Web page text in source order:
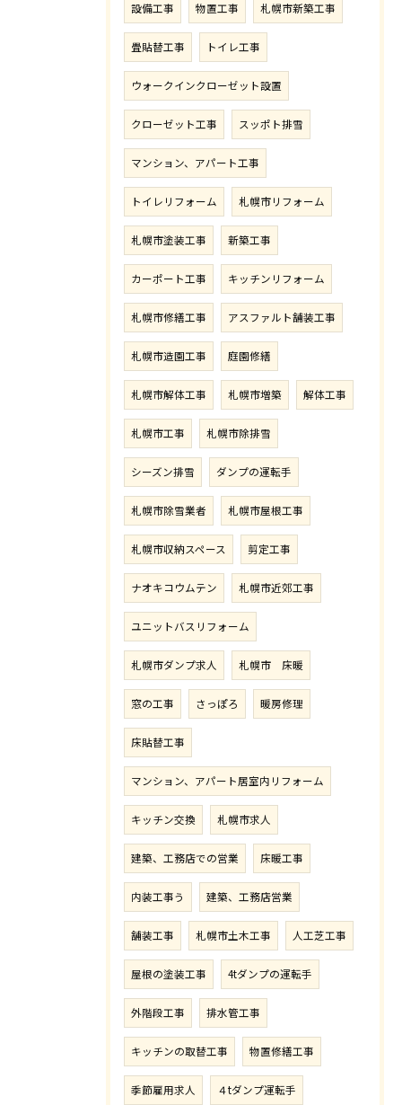
設備工事 物置工事 札幌市新築工事
畳貼替工事 トイレ工事
ウォークインクローゼット設置
クローゼット工事 スッポト排雪
マンション、アパート工事
トイレリフォーム 札幌市リフォーム
札幌市塗装工事 新築工事
カーポート工事 キッチンリフォーム
札幌市修繕工事 アスファルト舗装工事
札幌市造園工事 庭園修繕
札幌市解体工事 札幌市増築 解体工事
札幌市工事 札幌市除排雪
シーズン排雪 ダンプの運転手
札幌市除雪業者 札幌市屋根工事
札幌市収納スペース 剪定工事
ナオキコウムテン 札幌市近郊工事
ユニットバスリフォーム
札幌市ダンプ求人 札幌市 床暖
窓の工事 さっぽろ 暖房修理
床貼替工事
マンション、アパート居室内リフォーム
キッチン交換 札幌市求人
建築、工務店での営業 床暖工事
内装工事う 建築、工務店営業
舗装工事 札幌市土木工事 人工芝工事
屋根の塗装工事 4tダンプの運転手
外階段工事 排水管工事
キッチンの取替工事 物置修繕工事
季節雇用求人 ４tダンプ運転手